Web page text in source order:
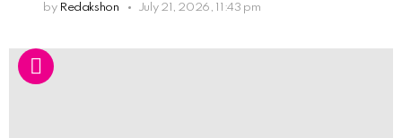
by Redakshon July 21, 2026, 11:43 pm